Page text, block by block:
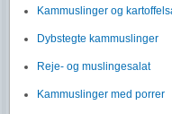
Kammuslinger og
Dybstegte kammuslinger
Reje- og muslingesalat
Kammuslinger med porrer